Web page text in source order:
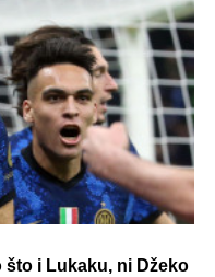
što i Lukaku, ni Džeko